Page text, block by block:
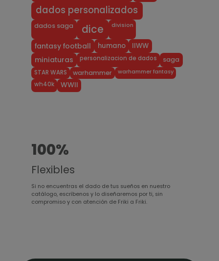
dados personalizados
dados saga dice division
fantasy football humano IIWW
miniaturas personalizacion de dados saga
STAR WARS warhammer warhammer fantasy
wh40k WWII
100%
Flexibles
Si no encuentras el dado de tus sueños en nuestro
catálogo, escríbenos y lo diseñaremos por ti, sin
compromiso y con atención de Friki a Friki.